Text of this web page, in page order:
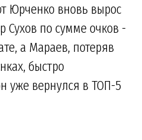
Юрченко вновь вырос
Сухов по сумме очков -
а Мараев, потеряв
быстро
уже вернулся в ТОП-5